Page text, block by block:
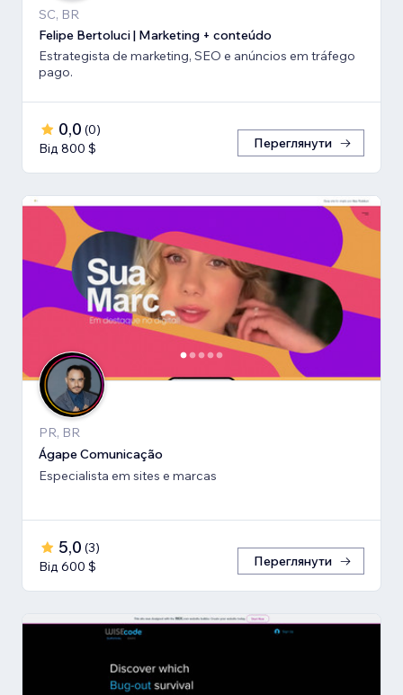
SC, BR
Felipe Bertoluci | Marketing + conteúdo
Estrategista de marketing, SEO e anúncios em tráfego
pago.
0,0 (0)
Від 800 $
Переглянути
PR, BR
Ágape Comunicação
Especialista em sites e marcas
5,0 (3)
Від 600 $
Переглянути